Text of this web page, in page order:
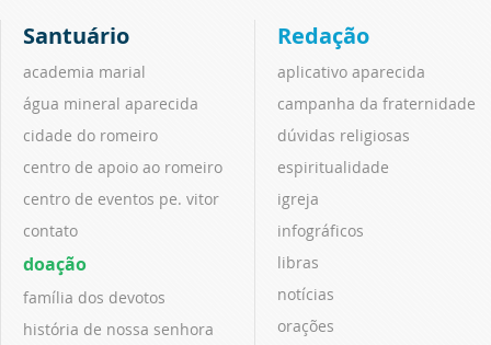
Santuário
academia marial
água mineral aparecida
cidade do romeiro
centro de apoio ao romeiro
centro de eventos pe. vitor
contato
doação
família dos devotos
história de nossa senhora
Redação
aplicativo aparecida
campanha da fraternidade
dúvidas religiosas
espiritualidade
igreja
infográficos
libras
notícias
orações